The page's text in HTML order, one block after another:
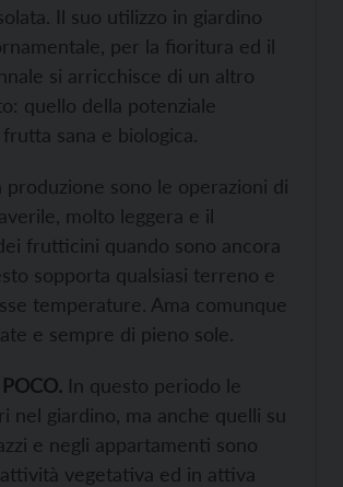
Il suo utilizzo in giardino
per la fioritura ed il
si arricchisce di un altro
quello della potenziale
sana e biologica.
produzione sono le operazioni di
molto leggera e il
frutticini quando sono ancora
sopporta qualsiasi terreno e
temperature. Ama comunque
e sempre di pieno sole.
In questo periodo le
nel giardino, ma anche quelli su
e negli appartamenti sono
vegetativa ed in attiva